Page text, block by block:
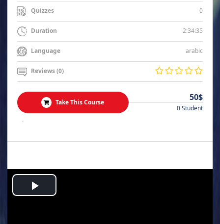
Quizzes 0
Duration 2:34:35
Language arabic
Reviews (0)
Take This Course 50$
0 Student
.
Play